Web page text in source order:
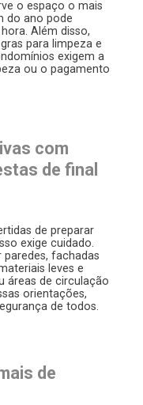
o espaço o mais
do ano pode
Além disso,
para limpeza e
exigem a
ou o pagamento
com
de final
de preparar
exige cuidado.
paredes, fachadas
leves e
áreas de circulação
orientações,
de todos.
de